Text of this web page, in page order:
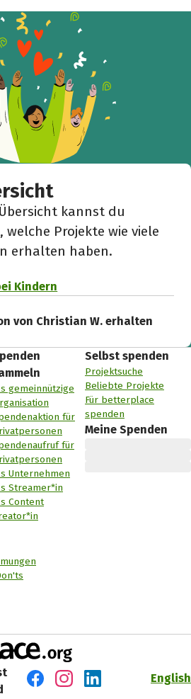
kannst du
welche Projekte wie viele
erhalten haben.
Kindern
von Christian W. erhalten
gemeinnützige
für
für
Unternehmen
Streamer*in
Content
Selbst spenden
Projektsuche
Beliebte Projekte
Für betterplace
spenden
Meine Spenden
English